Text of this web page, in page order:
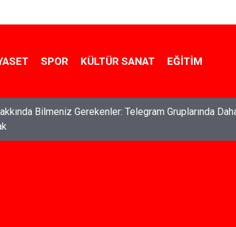
SPOR KÜLTÜR SANAT EĞITIM
Bilmek ve Koruma Altına Almak